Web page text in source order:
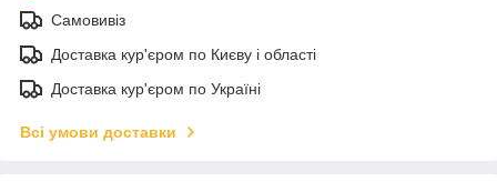
Самовивіз
Доставка кур'єром по Києву і області
Доставка кур'єром по Україні
Всі умови доставки